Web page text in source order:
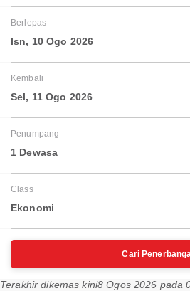
Berlepas
Isn, 10 Ogo 2026
Kembali
Sel, 11 Ogo 2026
Penumpang
1 Dewasa
Class
Ekonomi
Cari
Terakhir dikemas kini8 Ogos 2026 pada